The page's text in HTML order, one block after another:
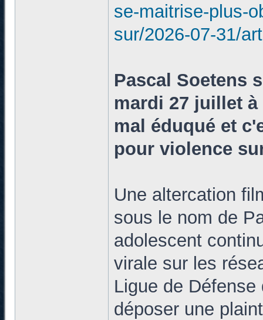
se-maitrise-plus-
sur/2026-07-31/
Pascal Soetens
mardi 27 juillet
mal éduqué et
pour violence
Une altercation
sous le nom de
adolescent
virale sur les
Ligue de
déposer une